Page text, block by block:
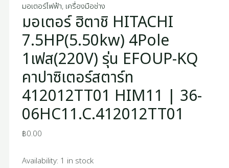
มอเตอร์ไฟฟ้า, เครื่องมือช่าง
มอเตอร์ ฮิตาชิ HITACHI
7.5HP(5.50kw) 4Pole
1เฟส(220V) รุ่น EFOUP-KQ
คาปาซิเตอร์สตาร์ท
412012TT01 HIM11 | 36-
06HC11.C.412012TT01
฿0.00
Availability: 1 in stock
06HC11.C.412012TT01
quantity